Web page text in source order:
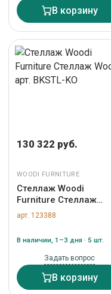
В корзину
130 322 руб.
WOODI FURNITURE
Стеллаж Woodi
Furniture Стеллаж
Woodi арт. BKSTL-KO
арт. 123388
В наличии, 1–3 дня · 5 шт.
Задать вопрос
В корзину